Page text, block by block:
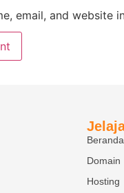
email, and website
Beranda
Domain
Hosting